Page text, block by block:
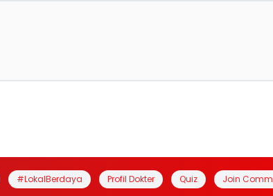
#LokalBerdaya Profil Dokter Quiz Join